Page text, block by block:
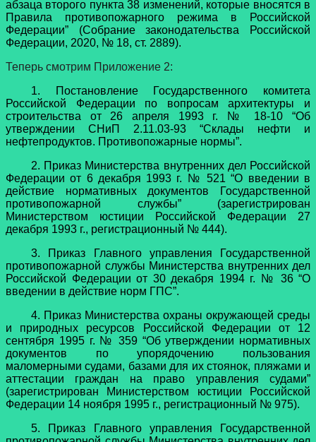
абзаца второго пункта 38 изменений, которые вносятся в
Правила противопожарного режима в Российской
Федерации” (Собрание законодательства Российской
Федерации, 2020, № 18, ст. 2889).
Теперь смотрим Приложение 2:
1. Постановление Государственного комитета
Российской Федерации по вопросам архитектуры и
строительства от 26 апреля 1993 г. № 18-10 “Об
утверждении СНиП 2.11.03-93 “Склады нефти и
нефтепродуктов. Противопожарные нормы”.
2. Приказ Министерства внутренних дел Российской
Федерации от 6 декабря 1993 г. № 521 “О введении в
действие нормативных документов Государственной
противопожарной службы” (зарегистрирован
Министерством юстиции Российской Федерации 27
декабря 1993 г., регистрационный № 444).
3. Приказ Главного управления Государственной
противопожарной службы Министерства внутренних дел
Российской Федерации от 30 декабря 1994 г. № 36 “О
введении в действие норм ГПС”.
4. Приказ Министерства охраны окружающей среды
и природных ресурсов Российской Федерации от 12
сентября 1995 г. № 359 “Об утверждении нормативных
документов по упорядочению пользования
маломерными судами, базами для их стоянок, пляжами и
аттестации граждан на право управления судами”
(зарегистрирован Министерством юстиции Российской
Федерации 14 ноября 1995 г., регистрационный № 975).
5. Приказ Главного управления Государственной